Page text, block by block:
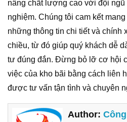
nâng chất lượng cao với đội
nghiệm. Chúng tôi cam kết
những thông tin chi tiết và chính
chiều, từ đó giúp quý khách dễ
tư đúng đắn. Đừng bỏ lỡ cơ hội
việc của kho bãi bằng cách liên
được tư vấn tận tình và chuyên
Author: